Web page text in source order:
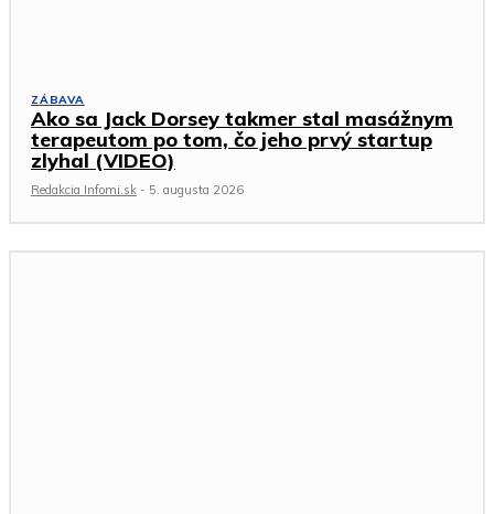
ZÁBAVA
Ako sa Jack Dorsey takmer stal masážnym
terapeutom po tom, čo jeho prvý startup
zlyhal (VIDEO)
Redakcia Infomi.sk - 5. augusta 2026